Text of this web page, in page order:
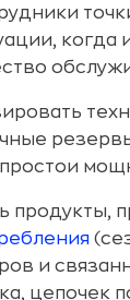
когда
продукты,
и
цепочек